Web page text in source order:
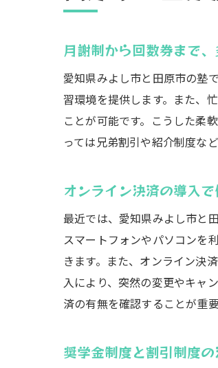
月謝制から回数券まで
愛知県みよし市と田原市の塾
習環境を提供します。また、
ことが可能です。こうした柔
っては兄弟割引や紹介制度な
オンライン決済の導入
最近では、愛知県みよし市と
スマートフォンやパソコンを
きます。また、オンライン決
入により、突然の変更やキャ
済の有無を確認することが重
奨学金制度と割引制度